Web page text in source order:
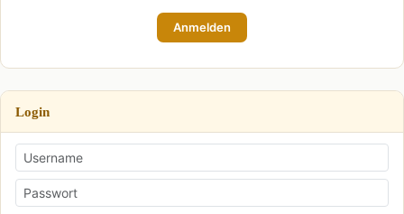
Anmelden
Login